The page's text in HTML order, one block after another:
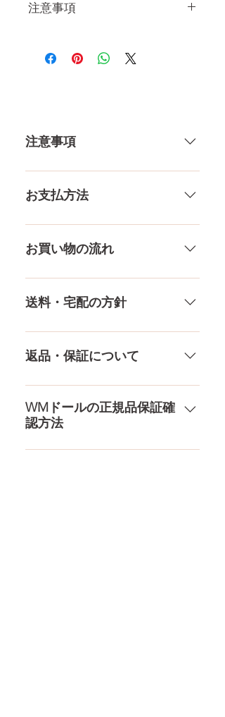
注意事項
ている製品なので、商品により
寸の誤差はご了承下さい。
注意事項
一体一体ハンドメイドで製造して
いる製品なので、商品により個体
ざいます。また、測る場所や測り
方でも多少の誤差があります。当
店採寸による実寸の誤差はご了承
ください。
お支払方法
メール、チャット（サイト下
部）、お電話やLINEで各種ご質問
銀行振込、クレジットカードなど
様々な決済方法に対応でき、お支
払いが超カンタン！ お支払方法を
もっとみる
お買い物の流れ
多種多様な品ぞろえ！工場と直接
やり取りをしているため、当店に
TPE素材、シリコン素材、上半身、
下半身、男性ドールや男の娘ドー
ルまで、ドールのパーツや収納用
品もご用意しております。 お買い
物の流れをもっと見る
送料・宅配の方針
送料は全国一律送料無料！宅配テ
ロ一斉無し！外箱には商品の中身
は一切されておりません。 送料・
配送の方針をもっと見る
返品・保証について
ドールのメイク直しなど充実した
アフターサービスを提供、最後ま
で対応いたします。 返品・保証を
WMドールの正規品保証確
認方法
コチラからWMドール様の公式サ